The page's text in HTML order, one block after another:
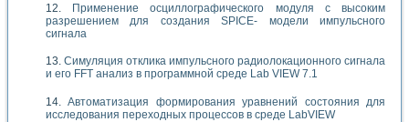
Применение осциллографического модуля с высоким
разрешением для создания SPICE- модели импульсного
сигнала
Симуляция отклика импульсного радиолокационного сигнала
и его FFT анализ в программной среде Lab VIEW 7.1
Автоматизация формирования уравнений состояния для
исследования переходных процессов в среде LabVIEW